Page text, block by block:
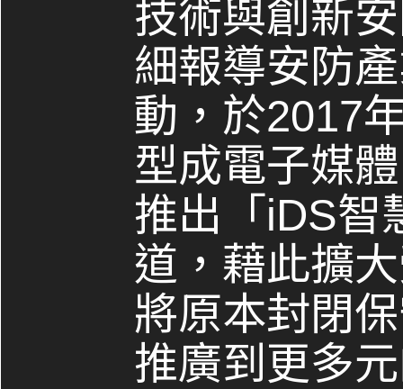
技術與創新
細報導安防
動，於2017
型成電子媒
推出「iDS智
道，藉此擴
將原本封閉
推廣到更多